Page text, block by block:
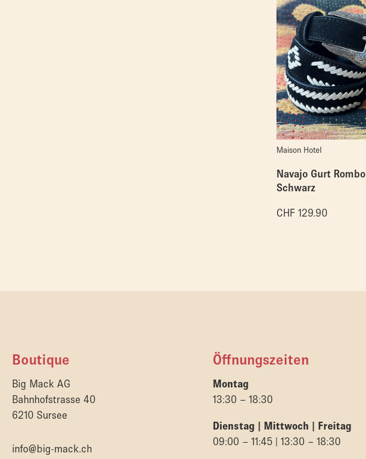
Maison Hotel
Navajo Gurt Rombo
Schwarz
CHF 129.90
Boutique
Big Mack AG
Bahnhofstrasse 40
6210 Sursee
info@big-mack.ch
Öffnungszeiten
Montag
13:30 – 18:30
Dienstag | Mittwoch | Freitag
09:00 – 11:45 | 13:30 – 18:30